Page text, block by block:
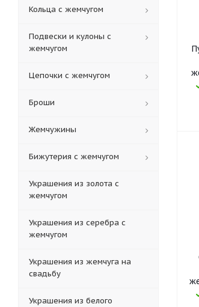
Кольца c жемчугом
Подвески и кулоны с
жемчугом
Цепочки с жемчугом
Броши
Жемчужины
Бижутерия с жемчугом
Украшения из золота с
жемчугом
Украшения из серебра с
жемчугом
Украшения из жемчуга на
свадьбу
Украшения из белого